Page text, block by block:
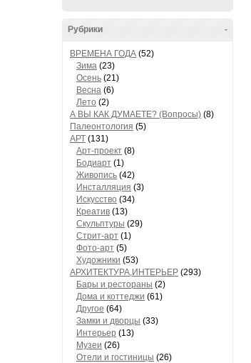
-
Рубрики
ВРЕМЕНА ГОДА (52)
Зима (23)
Осень (21)
Весна (6)
Лето (2)
А ВЫ КАК ДУМАЕТЕ? (Вопросы) (8)
Палеонтология (5)
АРТ (131)
Арт-проект (8)
Бодиарт (1)
Живопись (42)
Инсталляция (3)
Искусство (34)
Креатив (13)
Скульптуры (29)
Стрит-арт (1)
Фото-арт (5)
Художники (53)
АРХИТЕКТУРА,ИНТЕРЬЕР (293)
Бары и рестораны (2)
Дома и коттеджи (61)
Другое (64)
Замки и дворцы (33)
Интерьер (13)
Музеи (26)
Отели и гостиницы (26)